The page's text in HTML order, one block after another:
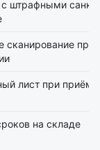
с штрафными
сканирование при
лист при приёме
на складе